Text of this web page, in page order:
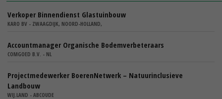
Verkoper Binnendienst Glastuinbouw
KARO BV - ZWAAGDIJK, NOORD-HOLLAND,
Accountmanager Organische Bodemverbeteraars
COMGOED B.V. - NL
Projectmedewerker BoerenNetwerk – Natuurinclusieve
Landbouw
WIJ.LAND - ABCOUDE